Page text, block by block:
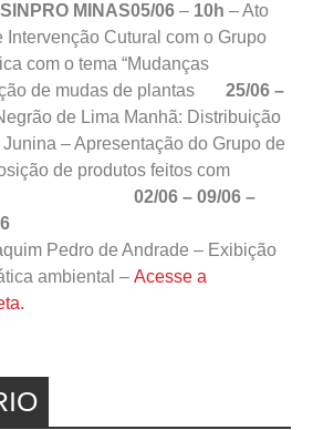
MINAS05/06 – 10h – Ato
Intervenção Cutural com o Grupo
com o tema “Mudanças
de mudas de plantas 25/06 –
de Lima Manhã: Distribuição
– Apresentação do Grupo de
de produtos feitos com
02/06 – 09/06 –
Pedro de Andrade – Exibição
ambiental – Acesse a